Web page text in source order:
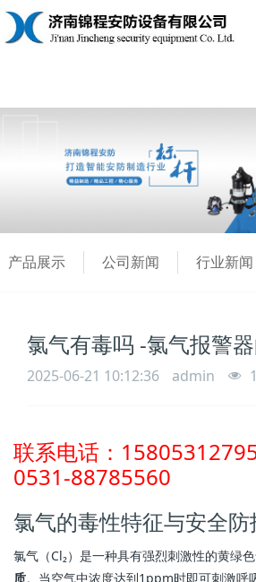
产品展示 公司新闻 行业新闻
氯气有毒吗 -氯气报警
2025-06-21 10:12:36 admin
联系电话：
0531-88785560
氯气的毒性特征与安全
氯气（Cl₂）是一种具有强烈刺激性的黄绿
质。当空气中浓度达到1ppm时即可刺激呼